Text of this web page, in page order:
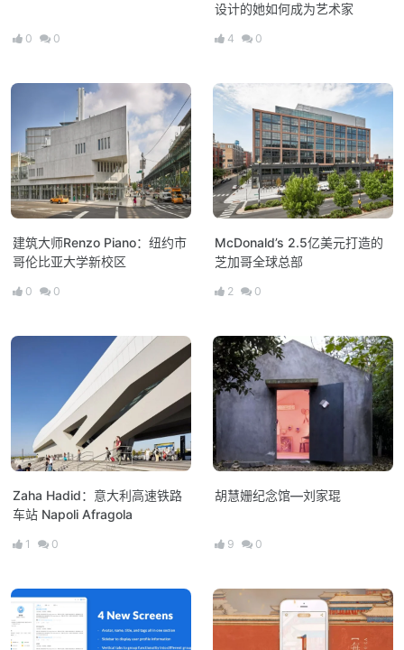
0 0
设计的她如何成为艺术家
4 0
建筑大师Renzo Piano：纽约市
哥伦比亚大学新校区
0 0
McDonald’s 2.5亿美元打造的
芝加哥全球总部
2 0
Zaha Hadid：意大利高速铁路
车站 Napoli Afragola
1 0
胡慧姗纪念馆—刘家琨
9 0